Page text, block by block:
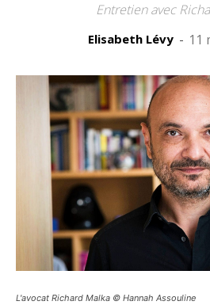
Entretien avec
Elisabeth Lévy - 11
L'avocat Richard Malka © Hannah Assouline